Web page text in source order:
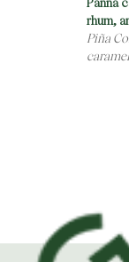
rhum,
Piña